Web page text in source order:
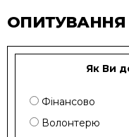
ОПИТУВАННЯ
Як Ви
Фінансово
Волонтерю